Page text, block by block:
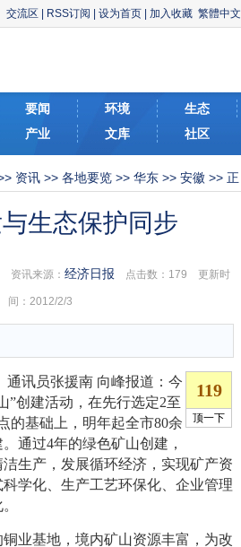
交流区 RSS订阅 设为首页 加入收藏 繁體中文
要闻 环境
生态
产业 文库 社区
资讯 >> 各地要览 >> 华东 >> 安徽 >> 正
生态保护同步
资讯来源： 经济日报 点击数： 179 更新时
间：2012/2/3
讯员张援南 向峰报道：今
”创建活动，在先行选定2至
的基础上，明年起全市80余
通过4年的绿色矿山创建，
生产，发展循环经济，实现矿产资
学化、生产工艺环保化、企业管理
基地，境内矿山资源丰富，为改